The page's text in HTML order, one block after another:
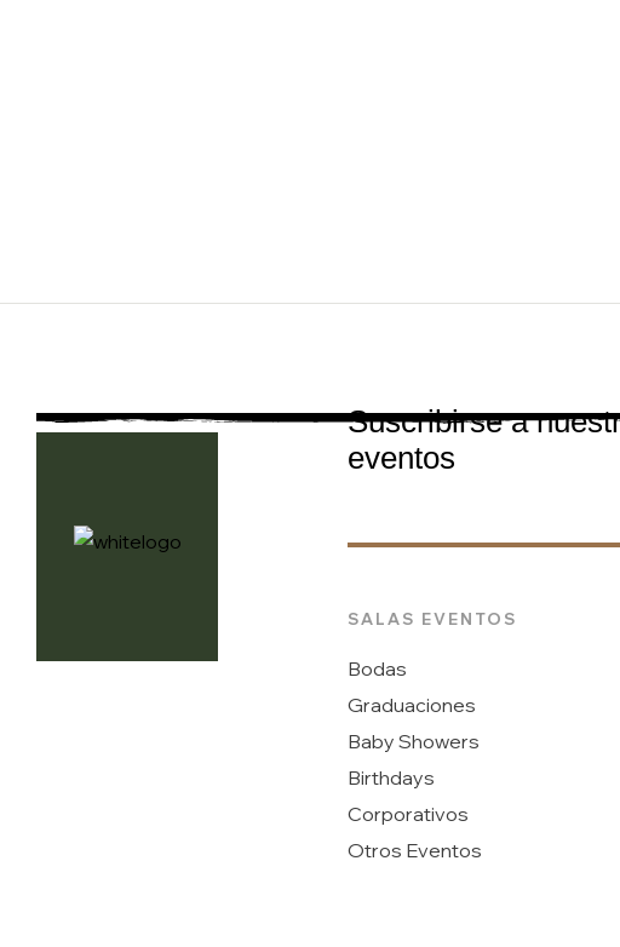
Suscribirse a
eventos
SALAS EVENTOS
Bodas
Graduaciones
Baby Showers
Birthdays
Corporativos
Otros Eventos